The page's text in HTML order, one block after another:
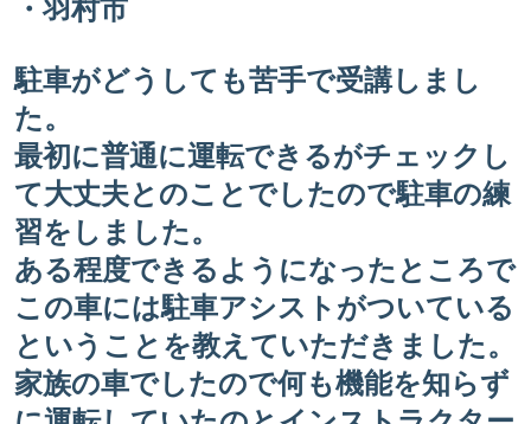
・羽村市
駐車がどうしても苦手で受講しまし
た。
最初に普通に運転できるがチェックし
て大丈夫とのことでしたので駐車の練
習をしました。
ある程度できるようになったところで
この車には駐車アシストがついている
ということを教えていただきました。
家族の車でしたので何も機能を知らず